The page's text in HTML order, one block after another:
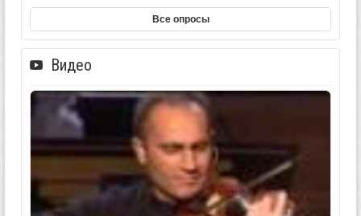
Все опросы
Видео